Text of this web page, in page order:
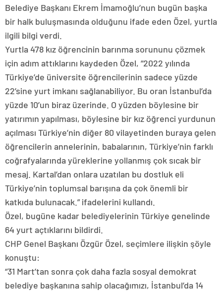
Belediye Başkanı Ekrem İmamoğlu’nun bugün başka
bir halk buluşmasında olduğunu ifade eden Özel, yurtla
ilgili bilgi verdi.
Yurtla 478 kız öğrencinin barınma sorununu çözmek
için adım attıklarını kaydeden Özel, “2022 yılında
Türkiye’de üniversite öğrencilerinin sadece yüzde
22’sine yurt imkanı sağlanabiliyor. Bu oran İstanbul’da
yüzde 10’un biraz üzerinde. O yüzden böylesine bir
yatırımın yapılması, böylesine bir kız öğrenci yurdunun
açılması Türkiye’nin diğer 80 vilayetinden buraya gelen
öğrencilerin annelerinin, babalarının, Türkiye’nin farklı
coğrafyalarında yüreklerine yollanmış çok sıcak bir
mesaj. Kartal’dan onlara uzatılan bu dostluk eli
Türkiye’nin toplumsal barışına da çok önemli bir
katkıda bulunacak.” ifadelerini kullandı.
Özel, bugüne kadar belediyelerinin Türkiye genelinde
64 yurt açtıklarını bildirdi.
CHP Genel Başkanı Özgür Özel, seçimlere ilişkin şöyle
konuştu:
“31 Mart’tan sonra çok daha fazla sosyal demokrat
belediye başkanına sahip olacağımızı, İstanbul’da 14